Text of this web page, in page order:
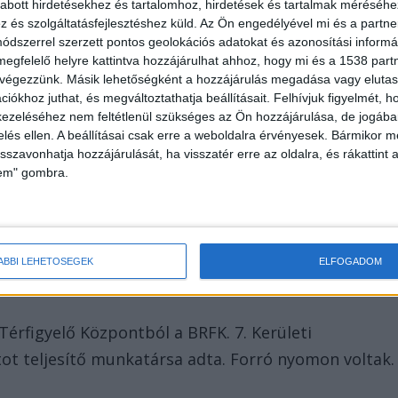
hirdetésekhez és tartalomhoz, hirdetések és tartalmak
és szolgáltatásfejlesztéshez küld. Az Ön engedélyével mi és a
szerzett pontos geolokációs adatokat és azonosítási
helyre kattintva hozzájárulhat ahhoz, hogy mi és a 1538
Másik lehetőségként a hozzájárulás megadása vagy
juthat, és megváltoztathatja beállításait. Felhívjuk figyelmét,
nem feltétlenül szükséges az Ön hozzájárulása, de
ellen. A beállításai csak erre a weboldalra érvényesek. Bármikor
hozzájárulását, ha visszatér erre az oldalra, és rákattint
gombra.
LEHETŐSÉGEK ELFOGADOM
éves férfi annak környékén lehet.A Kékvillogó.hu
címre mentek, miközben a rádióban újabb
és az is, hogy a térfigyelő kamerák
van.
Központból a BRFK. 7. Kerületi
teljesítő munkatársa adta. Forró nyomon voltak.